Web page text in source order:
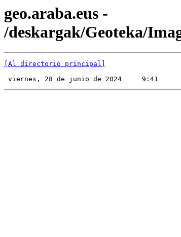
geo.araba.eus -
/deskargak/Geoteka/
[Al directorio principal]
viernes, 28 de junio de 2024     9:41